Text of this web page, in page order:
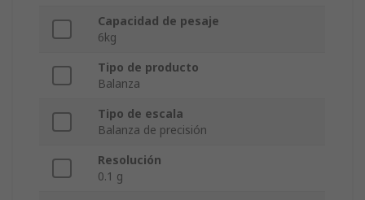
Capacidad de pesaje
6kg
Tipo de producto
Balanza
Tipo de escala
Balanza de precisión
Resolución
0.1 g